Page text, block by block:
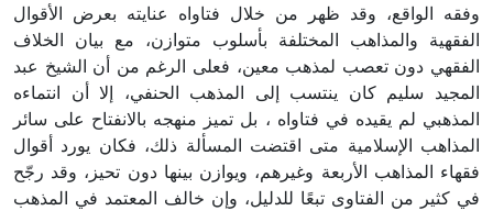
وفقه الواقع، وقد ظهر من خلال فتاواه عنايته بعرض الأقوال
الفقهية والمذاهب المختلفة بأسلوب متوازن، مع بيان الخلاف
الفقهي دون تعصب لمذهب معين، فعلى الرغم من أن الشيخ عبد
المجيد سليم كان ينتسب إلى المذهب الحنفي، إلا أن انتماءه
المذهبي لم يقيده في فتاواه ، بل تميز منهجه بالانفتاح على سائر
المذاهب الإسلامية متى اقتضت المسألة ذلك، فكان يورد أقوال
فقهاء المذاهب الأربعة وغيرهم، ويوازن بينها دون تحيز، وقد رجّح
في كثير من الفتاوى تبعًا للدليل، وإن خالف المعتمد في المذهب